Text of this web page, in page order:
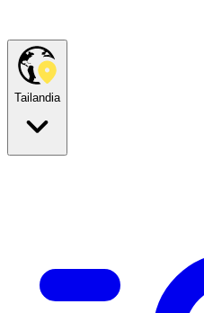
Tailandia